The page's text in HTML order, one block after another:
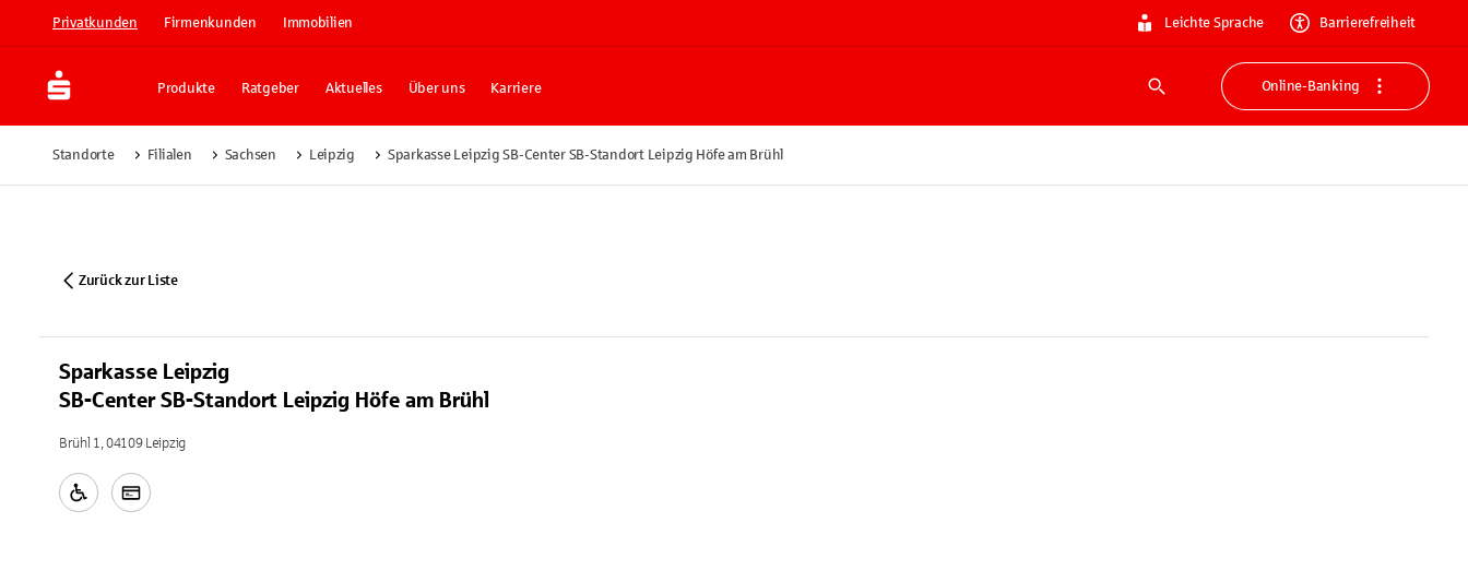
Privatkunden Firmenkunden Immobilien Leichte Sprache Barrierefreiheit
Produkte Ratgeber Aktuelles Über uns Karriere
Suche
Online-Banking
Standorte Filialen Sachsen Leipzig Sparkasse Leipzig SB-Center SB-Standort Leipzig Höfe am Brühl
Zurück zur Liste
Sparkasse Leipzig
SB-Center SB-Standort Leipzig Höfe am Brühl
Brühl 1, 04109 Leipzig